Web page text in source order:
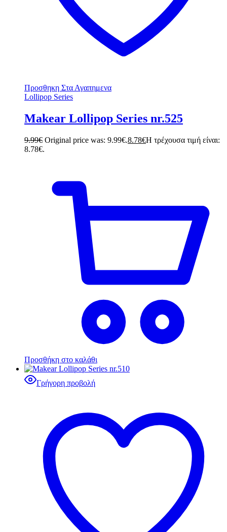
Προσθηκη Στα Αγαπημενα
Lollipop Series
Makear Lollipop Series nr.525
9.99€ Original price was: 9.99€.8.78€Η τρέχουσα τιμή είναι:
8.78€.
Προσθήκη στο καλάθι
Γρήγορη προβολή